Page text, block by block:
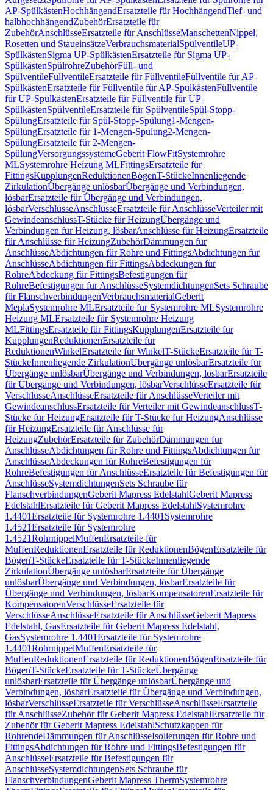
AP-SpülkästenHochhängendErsatzteile für HochhängendTief- und
halbhochhängendZubehörErsatzteile für
ZubehörAnschlüsseErsatzteile für AnschlüsseManschettenNippel,
Rosetten und StaueinsätzeVerbrauchsmaterialSpülventileUP-
SpülkästenSigma UP-SpülkästenErsatzteile für Sigma UP-
SpülkästenSpülrohreZubehörFüll- und
SpülventileFüllventileErsatzteile für FüllventileFüllventile für AP-
SpülkästenErsatzteile für Füllventile für AP-SpülkästenFüllventile
für UP-SpülkästenErsatzteile für Füllventile für UP-
SpülkästenSpülventileErsatzteile für SpülventileSpül-Stopp-
SpülungErsatzteile für Spül-Stopp-Spülung1-Mengen-
SpülungErsatzteile für 1-Mengen-Spülung2-Mengen-
SpülungErsatzteile für 2-Mengen-
SpülungVersorgungssystemeGeberit FlowFitSystemrohre
MLSystemrohre Heizung MLFittingsErsatzteile für
FittingsKupplungenReduktionenBögenT-StückeInnenliegende
ZirkulationÜbergänge unlösbarÜbergänge und Verbindungen,
lösbarErsatzteile für Übergänge und Verbindungen,
lösbarVerschlüsseAnschlüsseErsatzteile für AnschlüsseVerteiler mit
GewindeanschlussT-Stücke für HeizungÜbergänge und
Verbindungen für Heizung, lösbarAnschlüsse für HeizungErsatzteile
für Anschlüsse für HeizungZubehörDämmungen für
AnschlüsseAbdichtungen für Rohre und FittingsAbdichtungen für
AnschlüsseAbdichtungen für FittingsAbdeckungen für
RohreAbdeckung für FittingsBefestigungen für
RohreBefestigungen für AnschlüsseSystemdichtungenSets Schraube
für FlanschverbindungenVerbrauchsmaterialGeberit
MeplaSystemrohre MLErsatzteile für Systemrohre MLSystemrohre
Heizung MLErsatzteile für Systemrohre Heizung
MLFittingsErsatzteile für FittingsKupplungenErsatzteile für
KupplungenReduktionenErsatzteile für
ReduktionenWinkelErsatzteile für WinkelT-StückeErsatzteile für T-
StückeInnenliegende ZirkulationÜbergänge unlösbarErsatzteile für
Übergänge unlösbarÜbergänge und Verbindungen, lösbarErsatzteile
für Übergänge und Verbindungen, lösbarVerschlüsseErsatzteile für
VerschlüsseAnschlüsseErsatzteile für AnschlüsseVerteiler mit
GewindeanschlussErsatzteile für Verteiler mit GewindeanschlussT-
Stücke für HeizungErsatzteile für T-Stücke für HeizungAnschlüsse
für HeizungErsatzteile für Anschlüsse für
HeizungZubehörErsatzteile für ZubehörDämmungen für
AnschlüsseAbdichtungen für Rohre und FittingsAbdichtungen für
AnschlüsseAbdeckungen für RohreBefestigungen für
RohreBefestigungen für AnschlüsseErsatzteile für Befestigungen für
AnschlüsseSystemdichtungenSets Schraube für
FlanschverbindungenGeberit Mapress EdelstahlGeberit Mapress
EdelstahlErsatzteile für Geberit Mapress EdelstahlSystemrohre
1.4401Ersatzteile für Systemrohre 1.4401 Systemrohre
1.4521Ersatzteile für Systemrohre
1.4521RohrnippelMuffenErsatzteile für
MuffenReduktionenErsatzteile für ReduktionenBögenErsatzteile für
BögenT-StückeErsatzteile für T-StückeInnenliegende
ZirkulationÜbergänge unlösbarErsatzteile für Übergänge
unlösbarÜbergänge und Verbindungen, lösbarErsatzteile für
Übergänge und Verbindungen, lösbarKompensatorenErsatzteile für
KompensatorenVerschlüsseErsatzteile für
VerschlüsseAnschlüsseErsatzteile für AnschlüsseGeberit Mapress
Edelstahl, GasErsatzteile für Geberit Mapress Edelstahl,
GasSystemrohre 1.4401Ersatzteile für Systemrohre
1.4401RohrnippelMuffenErsatzteile für
MuffenReduktionenErsatzteile für ReduktionenBögenErsatzteile für
BögenT-StückeErsatzteile für T-StückeÜbergänge
unlösbarErsatzteile für Übergänge unlösbarÜbergänge und
Verbindungen, lösbarErsatzteile für Übergänge und Verbindungen,
lösbarVerschlüsseErsatzteile für VerschlüsseAnschlüsseErsatzteile
für AnschlüsseZubehör für Geberit Mapress EdelstahlErsatzteile für
Zubehör für Geberit Mapress EdelstahlSchutzkappen für
RohrendeDämmungen für AnschlüsseIsolierungen für Rohre und
FittingsAbdichtungen für Rohre und FittingsBefestigungen für
AnschlüsseErsatzteile für Befestigungen für
AnschlüsseSystemdichtungenSets Schraube für
FlanschverbindungenGeberit Mapress ThermSystemrohre